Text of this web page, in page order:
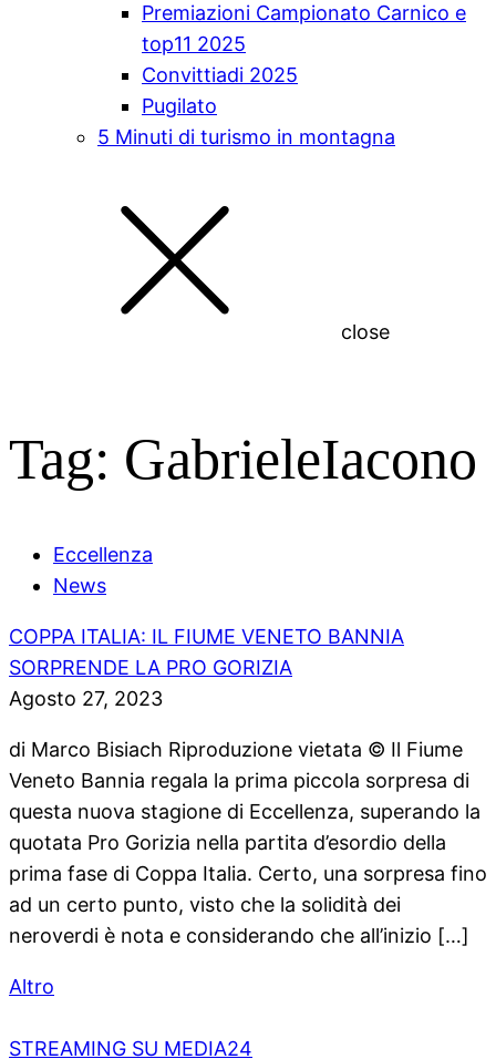
Premiazioni Campionato Carnico e
top11 2025
Convittiadi 2025
Pugilato
5 Minuti di turismo in montagna
close
Tag: GabrieleIacono
Eccellenza
News
COPPA ITALIA: IL FIUME VENETO BANNIA
SORPRENDE LA PRO GORIZIA
Agosto 27, 2023
di Marco Bisiach Riproduzione vietata © Il Fiume
Veneto Bannia regala la prima piccola sorpresa di
questa nuova stagione di Eccellenza, superando la
quotata Pro Gorizia nella partita d’esordio della
prima fase di Coppa Italia. Certo, una sorpresa fino
ad un certo punto, visto che la solidità dei
neroverdi è nota e considerando che all’inizio […]
Altro
STREAMING SU MEDIA24